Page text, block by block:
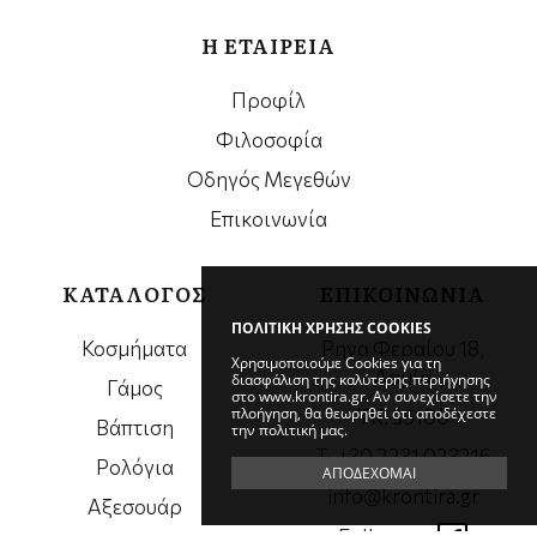
ΠΟΛΙΤΙΚΗ ΧΡΗΣΗΣ COOKIES
Χρησιμοποιούμε Cookies για τη
διασφάλιση της καλύτερης περιήγησης
στο www.krontira.gr. Αν συνεχίσετε την
πλοήγηση, θα θεωρηθεί ότι αποδέχεστε
την πολιτική μας.
ΑΠΟΔΕΧΟΜΑΙ
Η ΕΤΑΙΡΕΙΑ
Προφίλ
Φιλοσοφία
Οδηγός Μεγεθών
Επικοινωνία
ΚΑΤΑΛΟΓΟΣ
Κοσμήματα
Γάμος
Βάπτιση
Ρολόγια
Αξεσουάρ
Λαμία
ΤΚ. 35100
Τ. +30 2231 023216
info@krontira.gr
Follow us